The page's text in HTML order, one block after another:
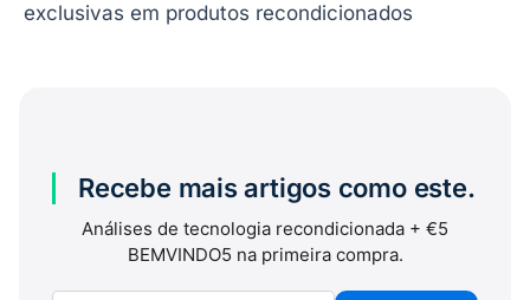
exclusivas em produtos recondicionados
Recebe mais artigos como este.
Análises de tecnologia recondicionada + €5
BEMVINDO5 na primeira compra.